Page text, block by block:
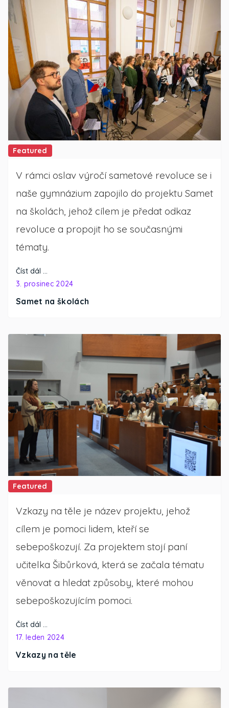
Featured
Samet na školách
3. prosinec 2024
V rámci oslav výročí sametové revoluce se i
naše gymnázium zapojilo do projektu Samet
na školách, jehož cílem je předat odkaz
revoluce a propojit ho se současnými
tématy.
Číst dál …
Featured
Vzkazy na těle
17. leden 2024
Vzkazy na těle je název projektu, jehož
cílem je pomoci lidem, kteří se
sebepoškozují. Za projektem stojí paní
učitelka Šibůrková, která se začala tématu
věnovat a hledat způsoby, které mohou
sebepoškozujícím pomoci.
Číst dál …